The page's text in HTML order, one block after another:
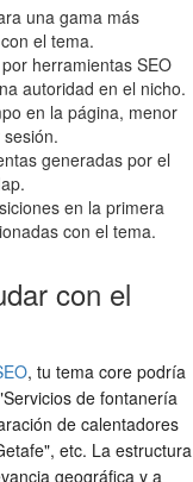
una gama más
el tema.
herramientas SEO
autoridad en el nicho.
en la página, menor
generadas por el
en la primera
con el tema.
con el
, tu tema core podría
de fontanería
de calentadores
etc. La estructura
geográfica y a